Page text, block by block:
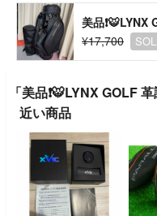
美品
¥17,700
「美品❗️🐯LYNX GOLF
近い商品